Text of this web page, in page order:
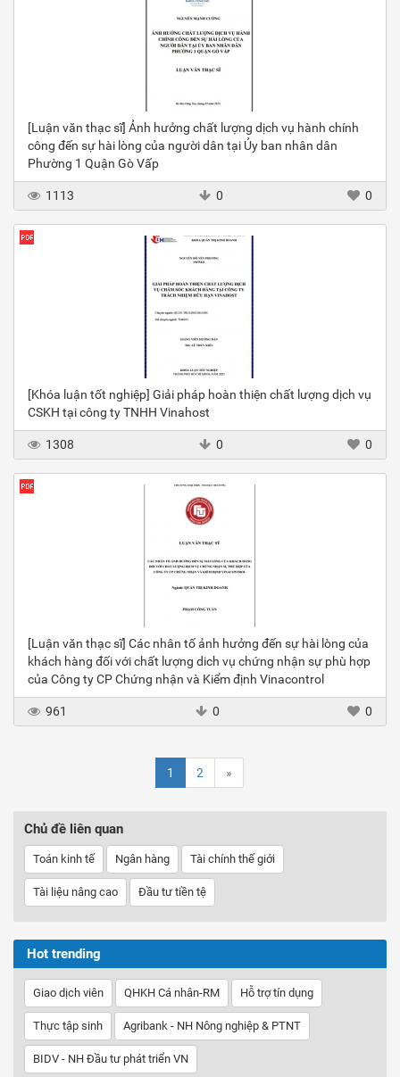
[Luận văn thạc sĩ] Ảnh hưởng chất lượng dịch vụ hành chính
công đến sự hài lòng của người dân tại Ủy ban nhân dân
Phường 1 Quận Gò Vấp
1113 0 0
[Khóa luận tốt nghiệp] Giải pháp hoàn thiện chất lượng dịch vụ
CSKH tại công ty TNHH Vinahost
1308 0 0
[Luận văn thạc sĩ] Các nhân tố ảnh hưởng đến sự hài lòng của
khách hàng đối với chất lượng dich vụ chứng nhận sự phù hợp
của Công ty CP Chứng nhận và Kiểm định Vinacontrol
961 0 0
1 2 »
Chủ đề liên quan
Toán kinh tế Ngân hàng Tài chính thế giới
Tài liệu nâng cao Đầu tư tiền tệ
Hot trending
Giao dịch viên QHKH Cá nhân-RM Hỗ trợ tín dụng
Thực tập sinh Agribank - NH Nông nghiệp & PTNT
BIDV - NH Đầu tư phát triển VN